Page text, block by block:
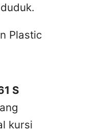
Plastic
S
kursi